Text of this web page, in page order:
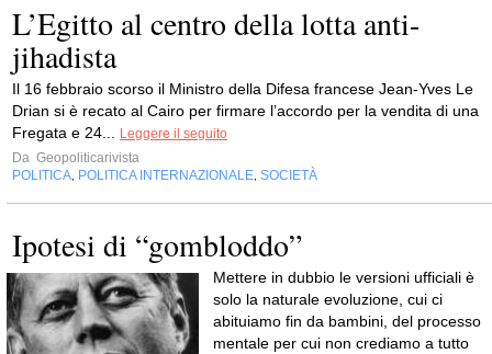
L’Egitto al centro della lotta anti-
jihadista
Il 16 febbraio scorso il Ministro della Difesa francese Jean-Yves Le
Drian si è recato al Cairo per firmare l’accordo per la vendita di una
Fregata e 24...
Leggere il seguito
Da Geopoliticarivista
POLITICA POLITICA INTERNAZIONALE SOCIETÀ
Ipotesi di “gombloddo”
Mettere in dubbio le versioni ufficiali è
solo la naturale evoluzione, cui ci
abituiamo fin da bambini, del processo
mentale per cui non crediamo a tutto